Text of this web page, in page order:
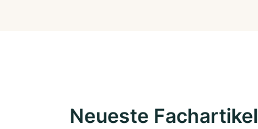
Neueste Fachartikel